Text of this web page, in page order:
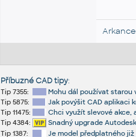
Příbuzné CAD tipy:
Tip 7355:
Mohu dál používat starou
Tip 5875:
Jak povýšit CAD aplikaci
Tip 11475:
Chci využít slevové
Tip 4384:
Snadný upgrade
Tip 1387:
Je model předplatného